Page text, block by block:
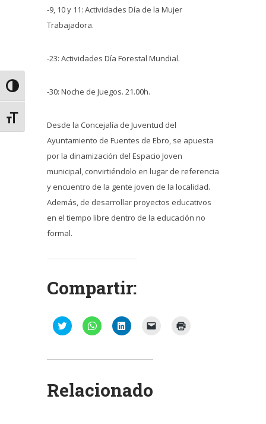
Alternar alto contraste
Alternar tamaño de letra
-9, 10 y 11: Actividades Día de la Mujer
Trabajadora.
-23: Actividades Día Forestal Mundial.
-30: Noche de Juegos. 21.00h.
Desde la Concejalía de Juventud del
Ayuntamiento de Fuentes de Ebro, se apuesta
por la dinamización del Espacio Joven
municipal, convirtiéndolo en lugar de referencia
y encuentro de la gente joven de la localidad.
Además, de desarrollar proyectos educativos
en el tiempo libre dentro de la educación no
formal.
Compartir:
Haz
clic
Twitter
en
una
Haz
clic
WhatsApp
en
una
Haz
clic
LinkedIn
en
una
Relacionado